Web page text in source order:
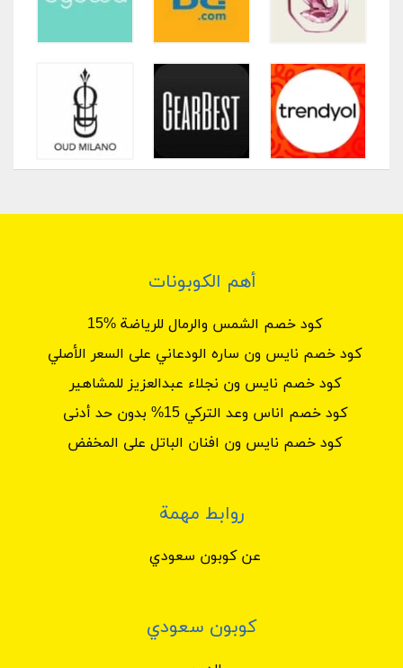
أهم الكوبونات
كود خصم الشمس والرمال للرياضة %15
كود خصم نايس ون ساره الودعاني على السعر الأصلي
كود خصم نايس ون نجلاء عبدالعزيز للمشاهير
كود خصم اناس وعد التركي 15% بدون حد أدنى
كود خصم نايس ون افنان الباتل على المخفض
روابط مهمة
عن كوبون سعودي
كوبون سعودي